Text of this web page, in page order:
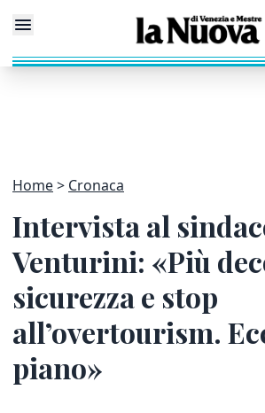
Home Cronaca
Intervista al
Venturini: «Più
sicurezza e stop
all’overtourism.
piano»